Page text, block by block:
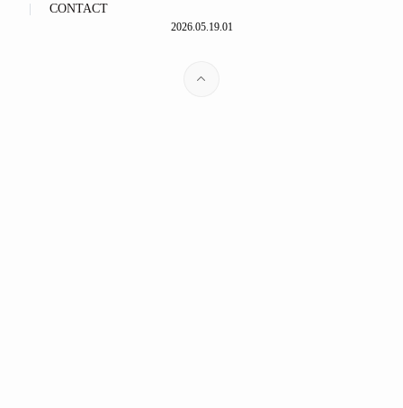
CONTACT
2026.05.19.01